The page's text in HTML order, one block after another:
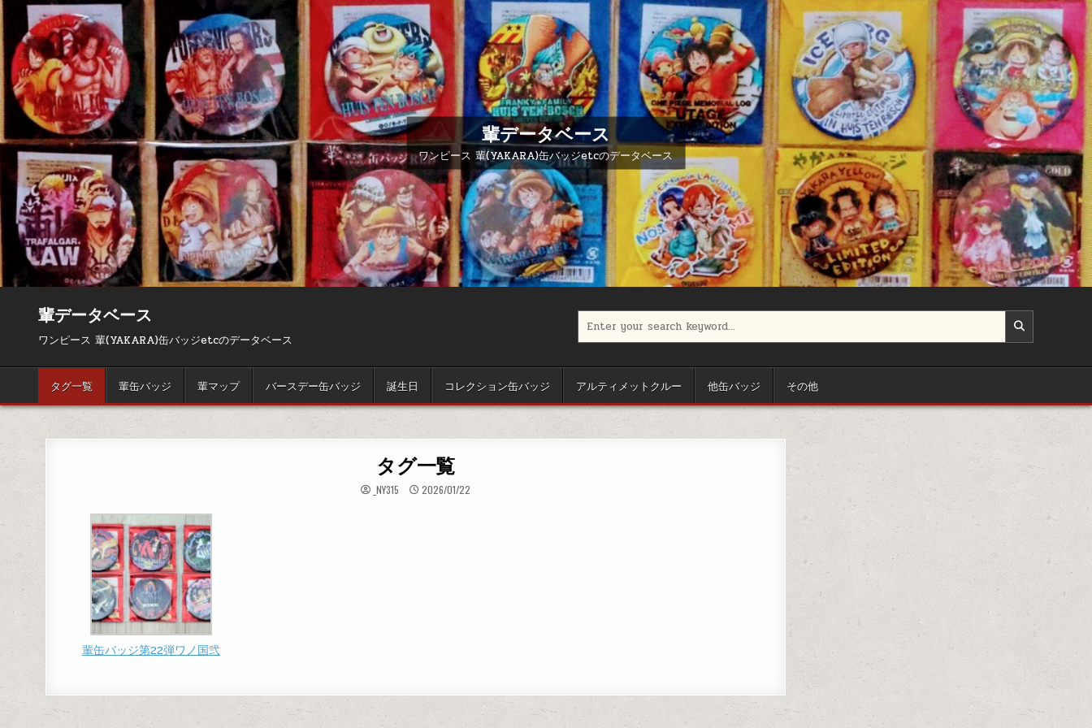
輩データベース
ワンピース 輩(YAKARA)缶バッジetcのデータベース
輩データベース
ワンピース 輩(YAKARA)缶バッジetcのデータベース
タグ一覧 輩缶バッジ 輩マップ バースデー缶バッジ 誕生日 コレクション缶バッジ アルティメットクルー 他缶バッジ その他
タグ一覧
_NY315 2026/01/22
輩缶バッジ第22弾ワノ国弐